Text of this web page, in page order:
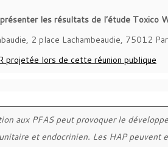
les résultats de l’étude Toxico
2 place Lachambeaudie, 75012
projetée lors de cette réunion publique
aux PFAS peut provoquer le
et endocrinien. Les HAP peuvent